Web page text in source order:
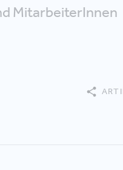
MitarbeiterInnen